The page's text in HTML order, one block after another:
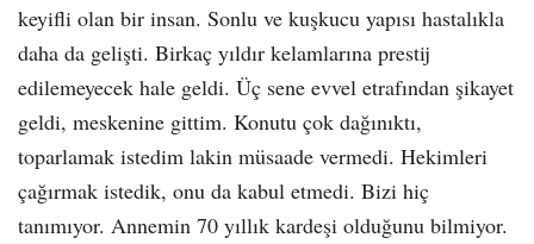
keyifli olan bir insan. Sonlu ve kuşkucu yapısı hastalıkla
daha da gelişti. Birkaç yıldır kelamlarına prestij
edilemeyecek hale geldi. Üç sene evvel etrafından şikayet
geldi, meskenine gittim. Konutu çok dağınıktı,
toparlamak istedim lakin müsaade vermedi. Hekimleri
çağırmak istedik, onu da kabul etmedi. Bizi hiç
tanımıyor. Annemin 70 yıllık kardeşi olduğunu bilmiyor.